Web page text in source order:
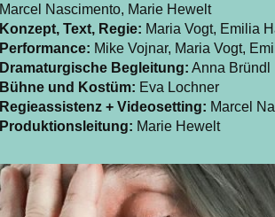
Marcel Nascimento, Marie Hewelt
Konzept, Text, Regie: Maria Vogt, Emilia
Performance: Mike Vojnar, Maria Vogt,
Dramaturgische Begleitung: Anna Bründl
Bühne und Kostüm: Eva Lochner
Regieassistenz + Videosetting: Marcel
Produktionsleitung: Marie Hewelt